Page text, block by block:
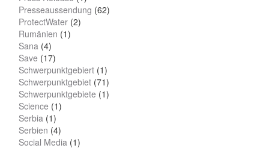
Presseaussendung (62)
ProtectWater (2)
Rumänien (1)
Sana (4)
Save (17)
Schwerpunktgebiert (1)
Schwerpunktgebiet (71)
Schwerpunktgebiete (1)
Science (1)
Serbia (1)
Serbien (4)
Social Media (1)